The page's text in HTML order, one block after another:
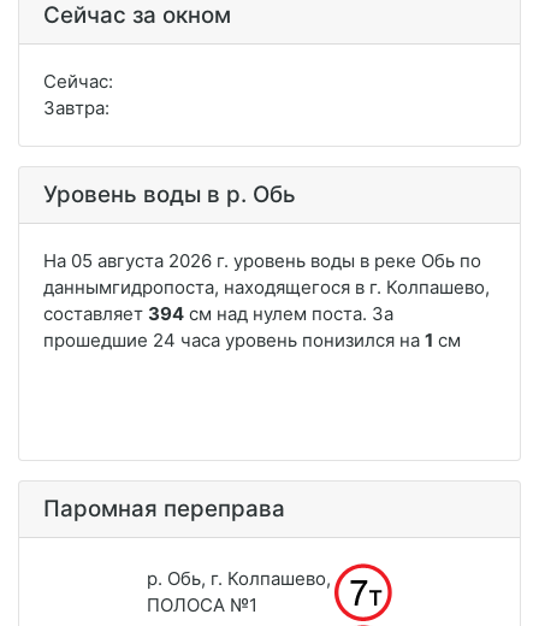
Сейчас за окном
Сейчас:
Завтра:
Уровень воды в р. Обь
Паромная переправа
р. Обь, г. Колпашево,
ПОЛОСА №1